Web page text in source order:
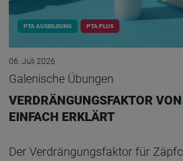
PTA AUSBILDUNG PTA PLUS
06. Juli 2026
Galenische Übungen
VERDRÄNGUNGSFAKTOR
EINFACH ERKLÄRT
Der Verdrängungsfaktor für